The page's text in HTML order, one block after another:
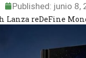
Published: junio 8,
Lanza reDeFine